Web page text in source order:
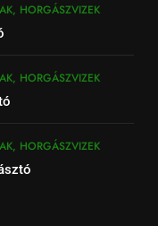
HORGÁSZVIZEK
HORGÁSZVIZEK
HORGÁSZVIZEK